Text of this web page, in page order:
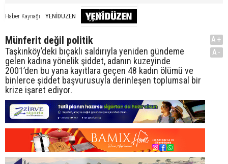
Haber Kaynağı YENİDÜZEN
Münferit değil politik
Taşkınköy’deki bıçaklı saldırıyla yeniden gündeme
gelen kadına yönelik şiddet, adanın kuzeyinde
2001’den bu yana kayıtlara geçen 48 kadın ölümü ve
binlerce şiddet başvurusuyla derinleşen toplumsal bir
krize işaret ediyor.
A+
A-